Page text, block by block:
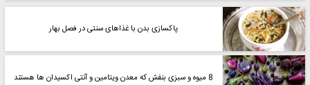
پاکسازی بدن با غذاهای سنتی در فصل بهار
8 میوه و سبزی بنفش که معدن ویتامین و آنتی اکسیدان ها هستند